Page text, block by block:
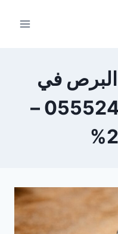
في
الشامخة 0555241770 –